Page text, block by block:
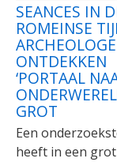
SEANCES IN
ROMEINSE
ONTDEKKEN
‘PORTAAL
GROT
Een
heeft in een